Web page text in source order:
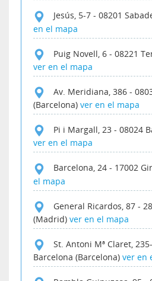
Jesús, 5-7 - 08201
en el mapa
Puig Novell, 6 - 08221
ver en el mapa
Av. Meridiana, 386 -
(Barcelona) ver en el mapa
Pi i Margall, 23 - 08024
ver en el mapa
Barcelona, 24 - 17002
el mapa
General Ricardos, 87 -
(Madrid) ver en el mapa
St. Antoni Mª Claret,
Barcelona (Barcelona) ver en